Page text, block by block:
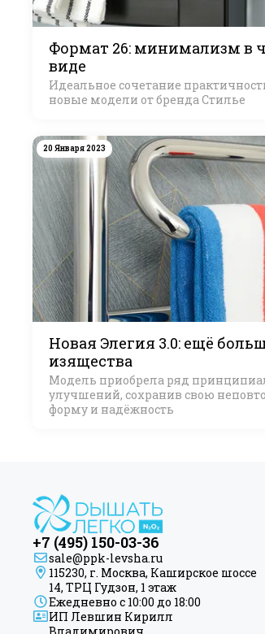
Формат 26: минимализм в
виде
Идеальное сочетание
новые модели от бренда Стилье
20 Января 2023
Новая Элегия 3.0: ещё
изящества
Модель приобрела ряд
улучшений, сохранив свою
форму и надёжность
+7 (495) 150-03-36
sale@ppk-levsha.ru
115230, г. Москва, Каширское шоссе
14, ТРЦ Гудзон, 1 этаж
Ежедневно с 10:00 до 18:00
ИП Левшин Кирилл